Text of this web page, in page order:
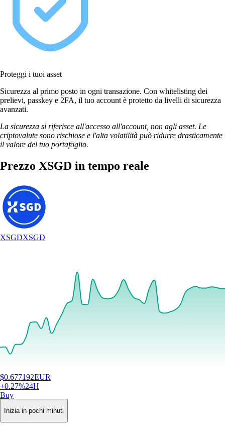
Proteggi i tuoi asset
Sicurezza al primo posto in ogni transazione. Con whitelisting dei
prelievi, passkey e 2FA, il tuo account è protetto da livelli di sicurezza
avanzati.
La sicurezza si riferisce all'accesso all'account, non agli asset. Le
criptovalute sono rischiose e l'alta volatilità può ridurre drasticamente
il valore del tuo portafoglio.
Prezzo XSGD in tempo reale
XSGDXSGD
$0.677192EUR
+0.27%24H
Buy
Inizia in pochi minuti